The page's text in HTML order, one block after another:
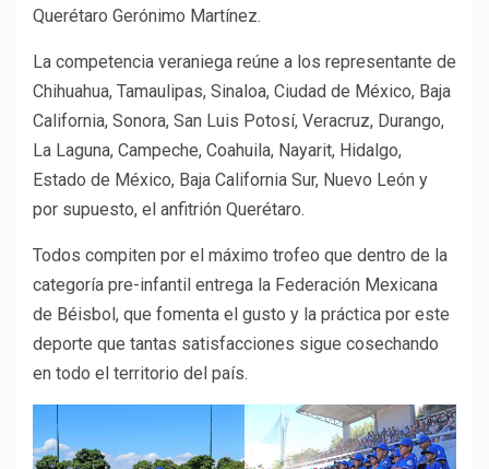
Querétaro Gerónimo Martínez.
La competencia veraniega reúne a los representante de
Chihuahua, Tamaulipas, Sinaloa, Ciudad de México, Baja
California, Sonora, San Luis Potosí, Veracruz, Durango,
La Laguna, Campeche, Coahuila, Nayarit, Hidalgo,
Estado de México, Baja California Sur, Nuevo León y
por supuesto, el anfitrión Querétaro.
Todos compiten por el máximo trofeo que dentro de la
categoría pre-infantil entrega la Federación Mexicana
de Béisbol, que fomenta el gusto y la práctica por este
deporte que tantas satisfacciones sigue cosechando
en todo el territorio del país.